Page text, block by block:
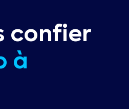
confier
à